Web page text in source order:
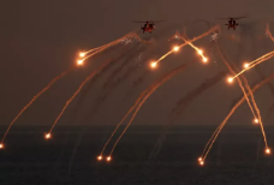
Rüya Tabirleri
Sağlık
Savunma Sanayi